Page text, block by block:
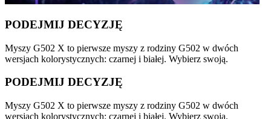
PODEJMIJ DECYZJĘ
Myszy G502 X to pierwsze myszy z rodziny G502 w dwóch
wersjach kolorystycznych: czarnej i białej. Wybierz swoją.
PODEJMIJ DECYZJĘ
Myszy G502 X to pierwsze myszy z rodziny G502 w dwóch
wersjach kolorystycznych: czarnej i białej. Wybierz swoją.